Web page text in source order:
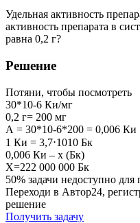
Удельная активность
активность препарата в
равна 0,2 г?
Решение
Потяни, чтобы посмотреть
30*10-6 Ки/мг
0,2 г= 200 мг
А = 30*10-6*200 = 0,006 Ки
1 Ки = 3,7⋅1010 Бк
0,006 Ки – х (Бк)
Х=222 000 000 Бк
50% задачи недоступно для
Переходи в Автор24,
решение
Получить задачу